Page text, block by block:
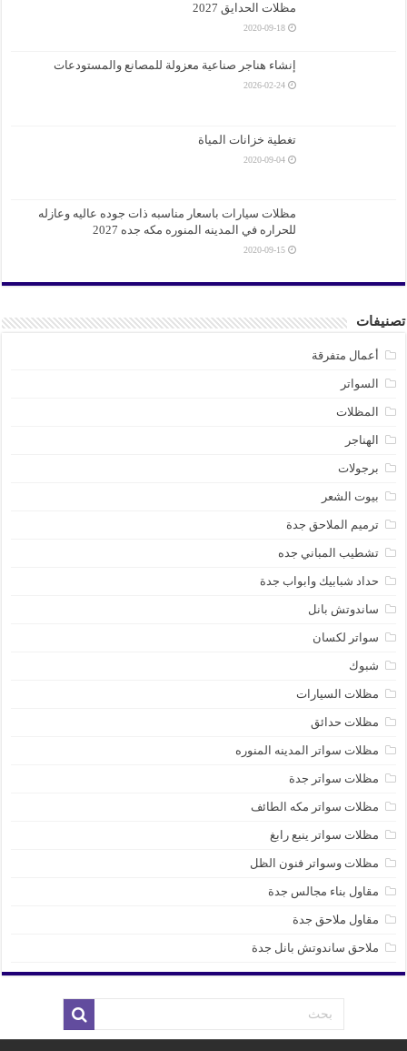
مظلات الحدايق 2027
2020-09-18
إنشاء هناجر صناعية معزولة للمصانع والمستودعات
2026-02-24
تغطية خزانات المياة
2020-09-04
مظلات سيارات باسعار مناسبه ذات جوده عاليه وعازله
للحراره في المدينه المنوره مكه جده 2027
2020-09-15
تصنيفات
أعمال متفرقة
السواتر
المظلات
الهناجر
برجولات
بيوت الشعر
ترميم الملاحق جدة
تشطيب المباني جده
حداد شبابيك وابواب جدة
ساندوتش بانل
سواتر لكسان
شبوك
مظلات السيارات
مظلات حدائق
مظلات سواتر المدينه المنوره
مظلات سواتر جدة
مظلات سواتر مكه الطائف
مظلات سواتر ينبع رابغ
مظلات وسواتر فنون الظل
مقاول بناء مجالس جدة
مقاول ملاحق جدة
ملاحق ساندوتش بانل جدة